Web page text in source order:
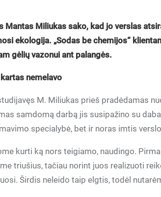
Mantas Miliukas sako, kad jo verslas
ekologija. „Sodas be chemijos“
gėlių vazonui ant palangės.
nemelavo
M. Miliukas prieš pradėdamas
samdomą darbą jis susipažino su
specialybė, bet ir noras imtis
kurti ką nors teigiamo, naudingo.
triušius, tačiau norint juos realizuoti
Širdis neleido taip elgtis, todėl